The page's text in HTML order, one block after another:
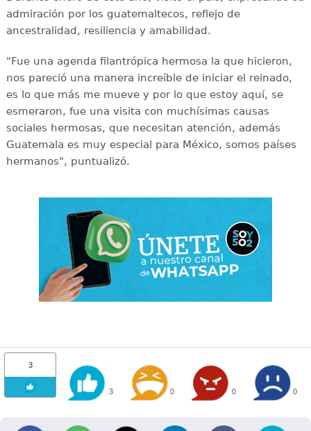
admiración por los guatemaltecos, reflejo de
ancestralidad, resiliencia y amabilidad.
"Fue una agenda filantrópica hermosa la que hicieron,
nos pareció una manera increíble de iniciar el reinado,
es lo que más me mueve y por lo que estoy aquí, se
esmeraron, fue una visita con muchísimas causas
sociales hermosas, que necesitan atención, además
Guatemala es muy especial para México, somos países
hermanos", puntualizó.
3
3 0 0 0